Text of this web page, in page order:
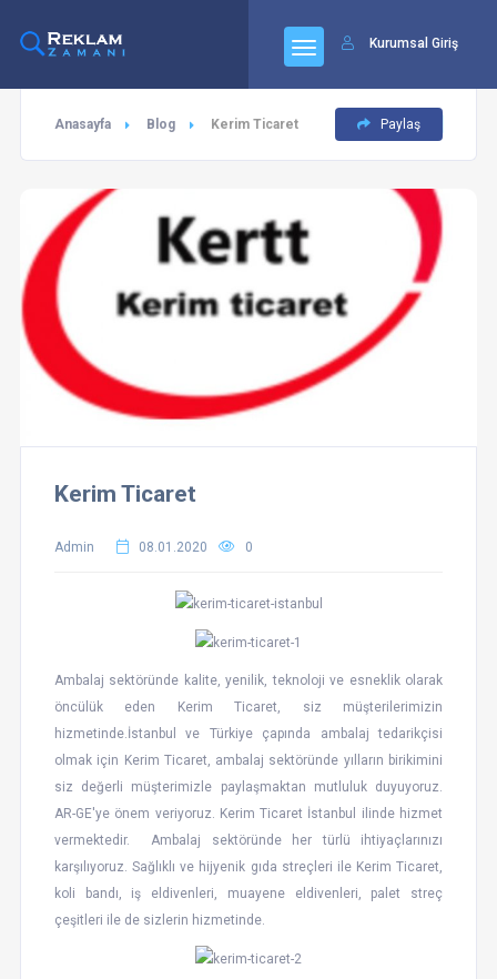
Kurumsal Giriş
Anasayfa Blog Kerim Ticaret Paylaş
Kerim Ticaret
Admin 08.01.2020 0
Ambalaj sektöründe kalite, yenilik, teknoloji ve esneklik olarak
öncülük eden Kerim Ticaret, siz müşterilerimizin
hizmetinde.İstanbul ve Türkiye çapında ambalaj tedarikçisi
olmak için Kerim Ticaret, ambalaj sektöründe yılların birikimini
siz değerli müşterimizle paylaşmaktan mutluluk duyuyoruz.
AR-GE'ye önem veriyoruz. Kerim Ticaret İstanbul ilinde hizmet
vermektedir. Ambalaj sektöründe her türlü ihtiyaçlarınızı
karşılıyoruz. Sağlıklı ve hijyenik gıda streçleri ile Kerim Ticaret,
koli bandı, iş eldivenleri, muayene eldivenleri, palet streç
çeşitleri ile de sizlerin hizmetinde.